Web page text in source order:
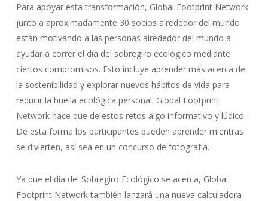
Para apoyar esta transformación, Global Footprint Network
junto a aproximadamente 30 socios alrededor del mundo
están motivando a las personas alrededor del mundo a
ayudar a correr el día del sobregiro ecológico mediante
ciertos compromisos. Esto incluye aprender más acerca de
la sostenibilidad y explorar nuevos hábitos de vida para
reducir la huella ecológica personal. Global Footprint
Network hace que de estos retos algo informativo y lúdico.
De esta forma los participantes pueden aprender mientras
se divierten, así sea en un concurso de fotografía.
Ya que el día del Sobregiro Ecológico se acerca, Global
Footprint Network también lanzará una nueva calculadora